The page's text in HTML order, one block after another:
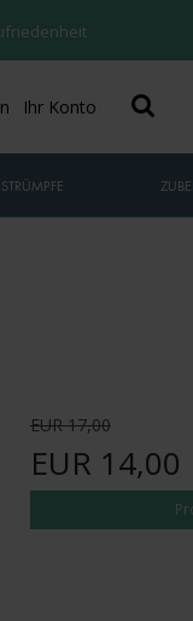
Ihr Konto
EUR 17,00
EUR 14,00